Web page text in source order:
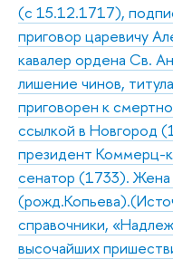
(с 15.12.1717),
приговор царевичу
кавалер ордена Св.
лишение чинов,
приговорен к
ссылкой в Новгород
президент Коммерц-
сенатор (1733).
справочники,
высочайших